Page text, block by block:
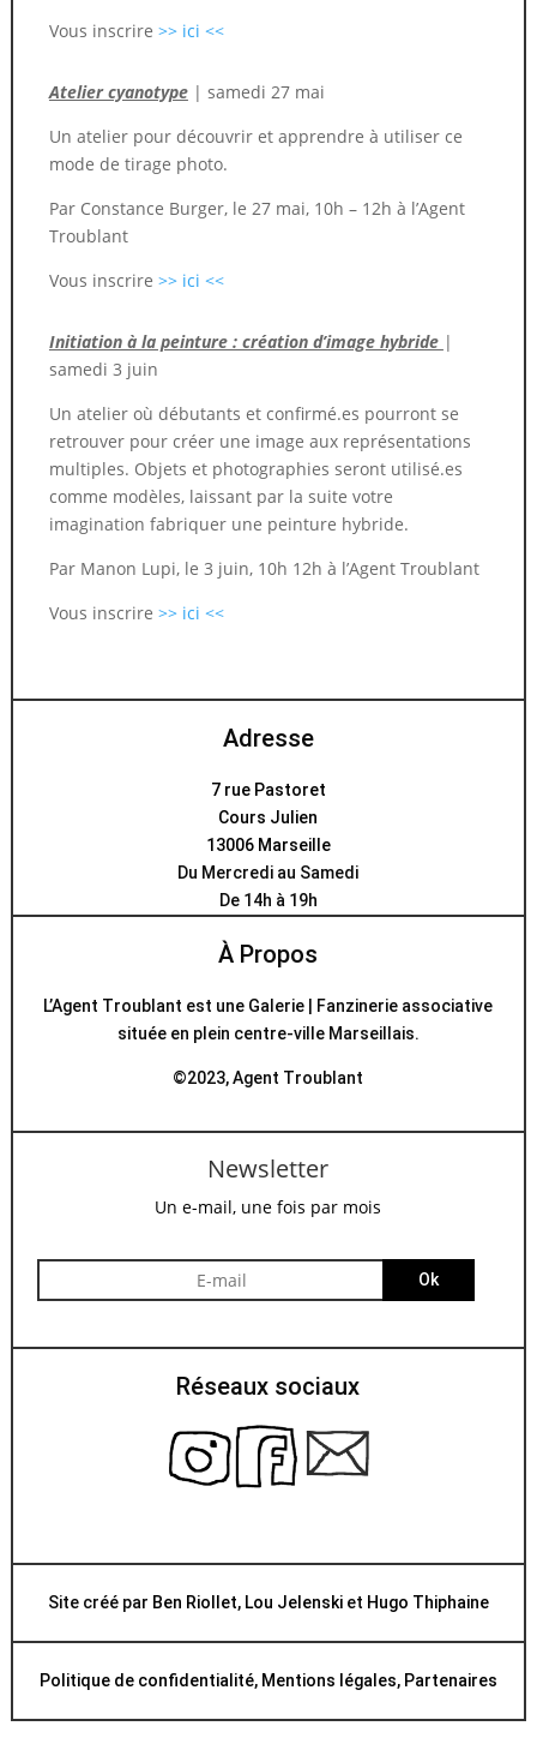
Vous inscrire >> ici <<
Atelier cyanotype| samedi 27 mai
Un atelier pour découvrir et apprendre à utiliser ce
mode de tirage photo.
Par Constance Burger, le 27 mai, 10h – 12h à l’Agent
Troublant
Vous inscrire >> ici <<
Initiation à la peinture : création d’image hybride |
samedi 3 juin
Un atelier où débutants et confirmé.es pourront se
retrouver pour créer une image aux représentations
multiples. Objets et photographies seront utilisé.es
comme modèles, laissant par la suite votre
imagination fabriquer une peinture hybride.
Par Manon Lupi, le 3 juin, 10h 12h à l’Agent Troublant
Vous inscrire >> ici <<
Adresse
7 rue Pastoret
Cours Julien
13006 Marseille
Du Mercredi au Samedi
De 14h à 19h
À Propos
L’Agent Troublant est une Galerie | Fanzinerie associative
située en plein centre-ville Marseillais.
©2023, Agent Troublant
Newsletter
Un e-mail, une fois par mois
Ok
Réseaux sociaux
Site créé par Ben Riollet, Lou Jelenskiet Hugo Thiphaine
Politique de confidentialité, Mentions légales, Partenaires